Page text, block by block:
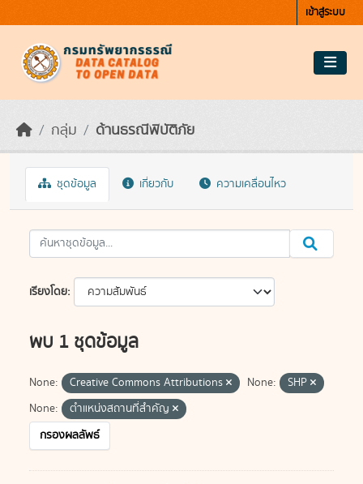
เข้าสู่ระบบ
กลุ่ม ด้านธรณีพิบัติภัย
ชุดข้อมูล เกี่ยวกับ ความเคลื่อนไหว
เรียงโดย
พบ 1 ชุดข้อมูล
None: Creative Commons Attributions None:
SHP
None:
ตำแหน่งสถานที่สำคัญ
กรองผลลัพธ์